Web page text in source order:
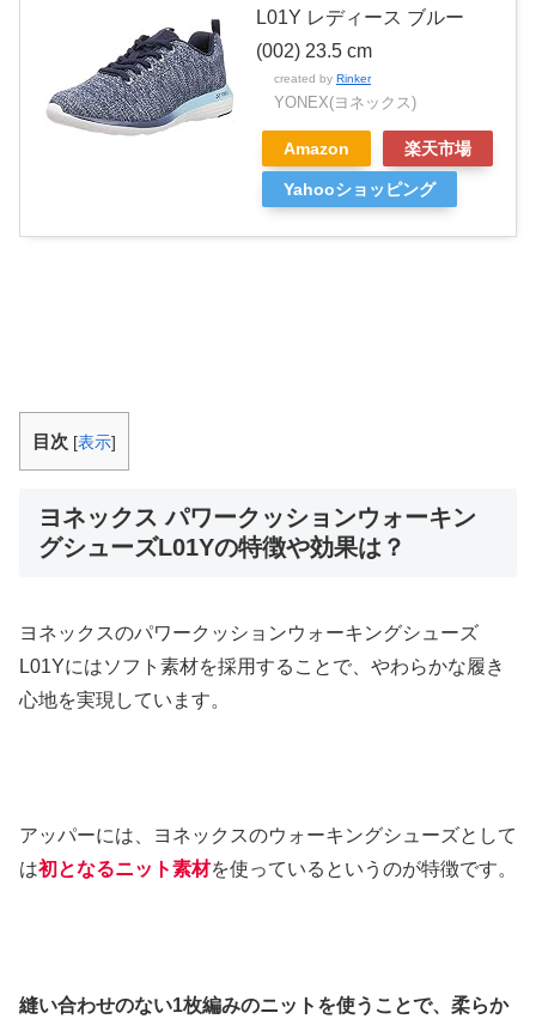
L01Y レディース ブルー
(002) 23.5 cm
created by Rinker
YONEX(ヨネックス)
Amazon 楽天市場
Yahooショッピング
目次 [表示]
ヨネックス パワークッションウォーキン
グシューズL01Yの特徴や効果は？
ヨネックスのパワークッションウォーキングシューズ
L01Yにはソフト素材を採用することで、やわらかな履き
心地を実現しています。
アッパーには、ヨネックスのウォーキングシューズとして
は初となるニット素材を使っているというのが特徴です。
縫い合わせのない1枚編みのニットを使うことで、柔らか